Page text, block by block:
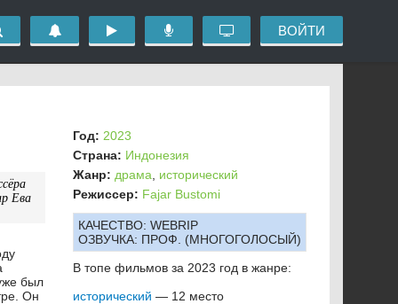
ВОЙТИ
Ева
был
Он
Год: 2023
Страна: Индонезия
Жанр: драма
исторический
Режиссер: Fajar Bustomi
КАЧЕСТВО: WEBRIP
ОЗВУЧКА: ПРОФ. (МНОГОГОЛОСЫЙ)
В топе фильмов за 2023 год в жанре:
исторический — 12 место